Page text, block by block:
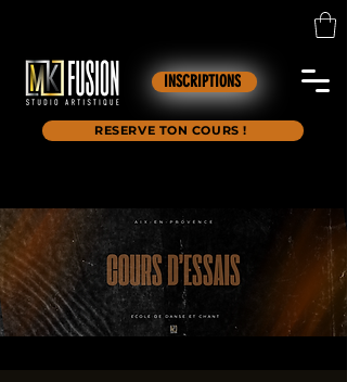
INSCRIPTIONS
RESERVE TON COURS !